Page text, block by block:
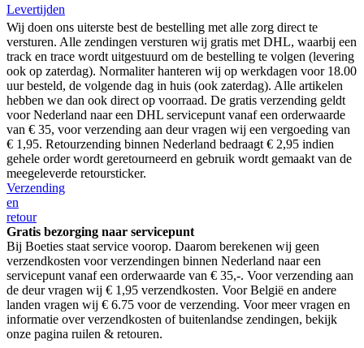
Levertijden
Wij doen ons uiterste best de bestelling met alle zorg direct te
versturen. Alle zendingen versturen wij gratis met DHL, waarbij een
track en trace wordt uitgestuurd om de bestelling te volgen (levering
ook op zaterdag). Normaliter hanteren wij op werkdagen voor 18.00
uur besteld, de volgende dag in huis (ook zaterdag). Alle artikelen
hebben we dan ook direct op voorraad. De gratis verzending geldt
voor Nederland naar een DHL servicepunt vanaf een orderwaarde
van € 35, voor verzending aan deur vragen wij een vergoeding van
€ 1,95. Retourzending binnen Nederland bedraagt € 2,95 indien
gehele order wordt geretourneerd en gebruik wordt gemaakt van de
meegeleverde retoursticker.
Verzending
en
retour
Gratis bezorging naar servicepunt
Bij Boeties staat service voorop. Daarom berekenen wij geen
verzendkosten voor verzendingen binnen Nederland naar een
servicepunt vanaf een orderwaarde van € 35,-. Voor verzending aan
de deur vragen wij € 1,95 verzendkosten. Voor België en andere
landen vragen wij € 6.75 voor de verzending. Voor meer vragen en
informatie over verzendkosten of buitenlandse zendingen, bekijk
onze pagina ruilen & retouren.